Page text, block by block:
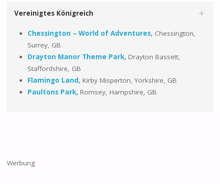
Vereinigtes Königreich
Chessington – World of Adventures, Chessington,
Surrey, GB
Drayton Manor Theme Park, Drayton Bassett,
Staffordshire, GB
Flamingo Land, Kirby Misperton, Yorkshire, GB
Paultons Park, Romsey, Hampshire, GB
Werbung